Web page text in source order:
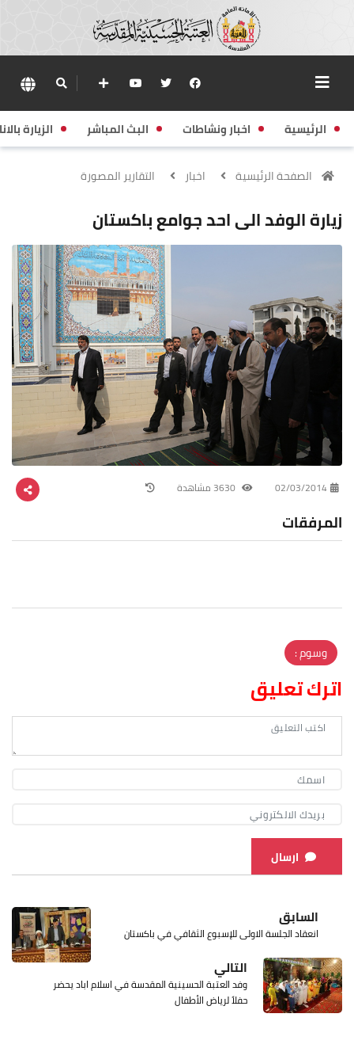
الرئيسية اخبار ونشاطات البث المباشر الزيارة
الصفحة الرئيسية اخبار التقارير المصورة
زيارة الوفد الى احد جوامع باكستان
02/03/2014
المرفقات
وسوم :
اترك تعليق
ارسال
السابق
انعقاد الجلسة الاولى للإسبوع الثقافي في باكستان
التالي
وفد العتبة الحسينية المقدسة في اسلام اباد يحضر
حفلاً لرياض الأطفال